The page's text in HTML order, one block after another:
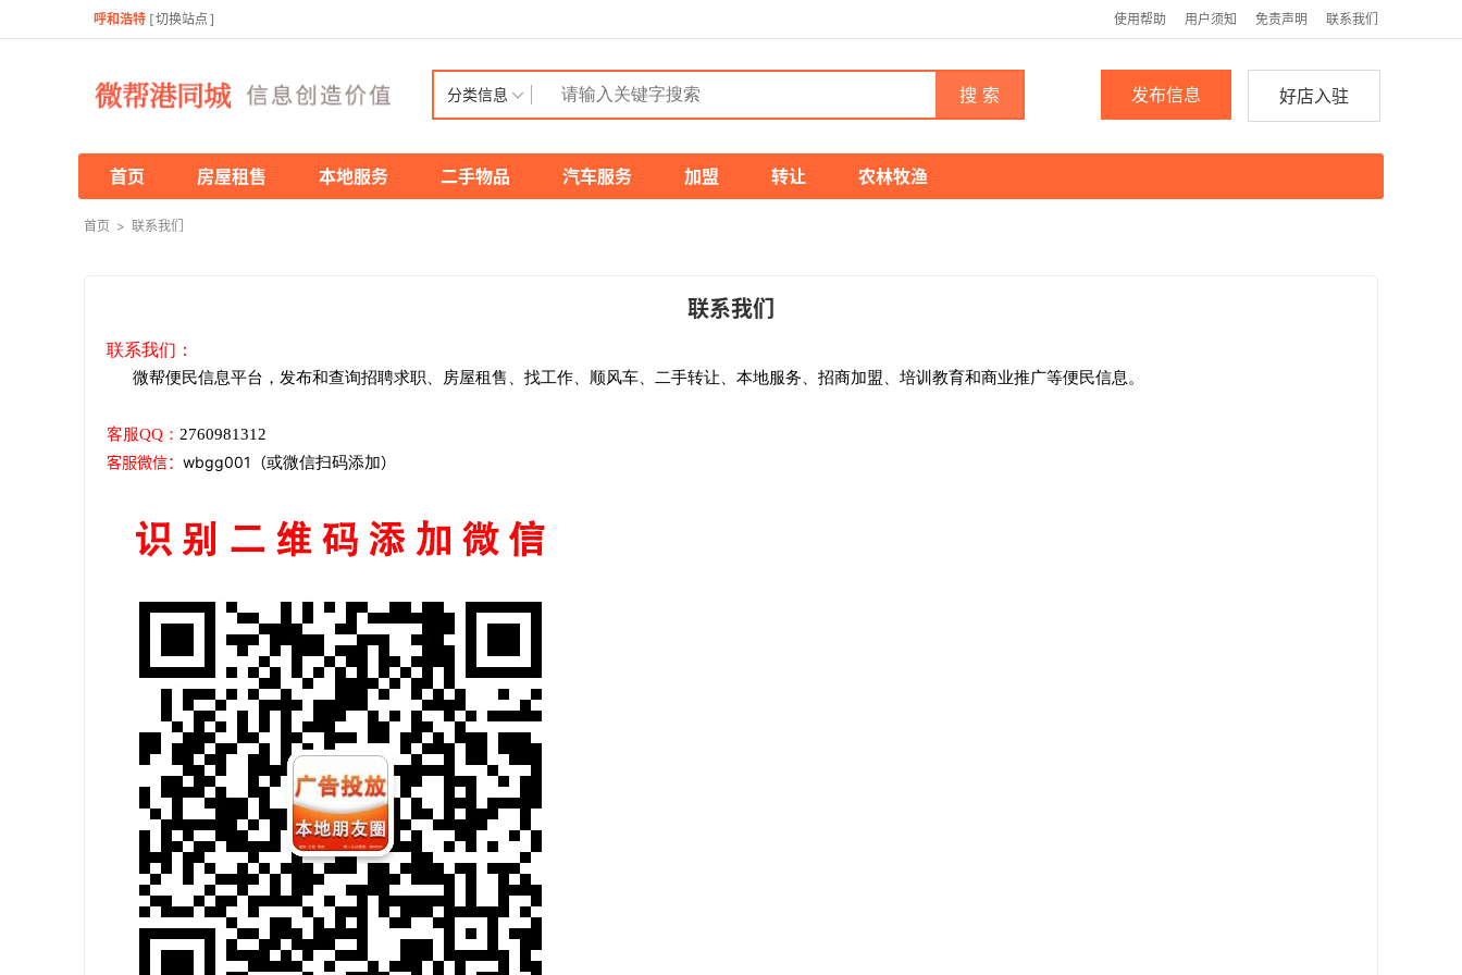
呼和浩特 [切换站点 ] 使用帮助 用户须知 免责声明 联系我们
分类信息 搜 索 好店入驻
发布信息
首页 房屋租售 本地服务 二手物品 汽车服务 加盟 转让 农林牧渔
首页 > 联系我们
联系我们
联系我们：
微帮便民信息平台，发布和查询招聘求职、房屋租售、找工作、顺风车、二手转让、本地服务、招商加盟、培训教育和商业推广等便民信息。
客服QQ： 2760981312
客服微信： wbgg001 （或微信扫码添加）